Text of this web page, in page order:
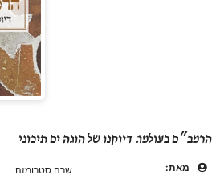
הרמב״ם בעולמו: דיוקנו של הוגה ים תיכוני
מאת:
שרה סטרומזה